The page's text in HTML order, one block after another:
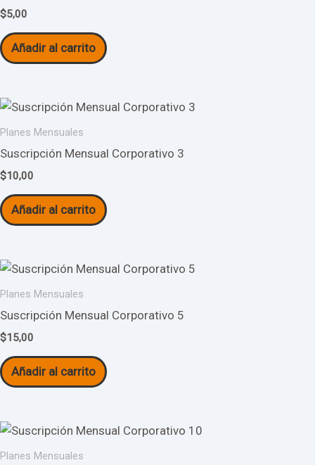
$5,00
Añadir al carrito
Planes Mensuales
Suscripción Mensual Corporativo 3
$10,00
Añadir al carrito
Planes Mensuales
Suscripción Mensual Corporativo 5
$15,00
Añadir al carrito
Planes Mensuales